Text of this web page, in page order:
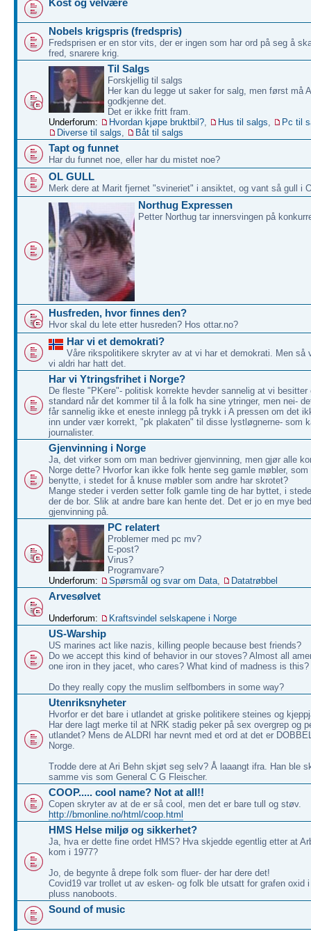
Kost og velvære
Nobels krigspris (fredspris)
Fredsprisen er en stor vits, der er ingen som har ord på seg å
fred, snarere krig.
Til Salgs
Forskjellig til salgs
Her kan du legge ut saker for salg, men først må
godkjenne det.
Det er ikke fritt fram.
Underforum:
Hvordan kjøpe bruktbil?, Hus til salgs,
Pc til
Diverse til salgs, Båt til salgs
Tapt og funnet
Har du funnet noe, eller har du mistet noe?
OL GULL
Merk dere at Marit fjernet "svineriet" i ansiktet, og vant så gull i
Northug Expressen
Petter Northug tar innersvingen på
Husfreden, hvor finnes den?
Hvor skal du lete etter husreden? Hos ottar.no?
Har vi et demokrati?
Våre rikspolitikere skryter av at vi har et demokrati. Men så
vi aldri har hatt det.
Har vi Ytringsfrihet i Norge?
De fleste "PKere"- politisk korrekte hevder sannelig at vi besitter
standard når det kommer til å la folk ha sine ytringer, men nei-
får sannelig ikke et eneste innlegg på trykk i A pressen om det
inn under vær korrekt, "pk plakaten" til disse lystløgnerne- som
journalister.
Gjenvinning i Norge
Ja, det virker som om man bedriver gjenvinning, men gjør alle
Norge dette? Hvorfor kan ikke folk hente seg gamle møbler, som
benytte, i stedet for å knuse møbler som andre har skrotet?
Mange steder i verden setter folk gamle ting de har byttet, i
der de bor. Slik at andre bare kan hente det. Det er jo en mye
gjenvinning på.
PC relatert
Problemer med pc mv?
E-post?
Virus?
Programvare?
Underforum:
Spørsmål og svar om Data, Datatrøbbel
Arvesølvet
Underforum: Kraftsvindel selskapene i Norge
US-Warship
US marines act like nazis, killing people because best friends?
Do we accept this kind of behavior in our stoves? Almost all
one iron in they jacet, who cares? What kind of madness is this?
Do they really copy the muslim selfbombers in some way?
Utenriksnyheter
Hvorfor er det bare i utlandet at griske politikere steines og
Har dere lagt merke til at NRK stadig peker på sex overgrep og
utlandet? Mens de ALDRI har nevnt med et ord at det er
Norge.
Trodde dere at Ari Behn skjøt seg selv? Å laaangt ifra. Han ble
samme vis som General C G Fleischer.
COOP..... cool name? Not at all!!
Copen skryter av at de er så cool, men det er bare tull og støv.
http://bmonline.no/html/coop.html
HMS Helse miljø og sikkerhet?
Ja, hva er dette fine ordet HMS? Hva skjedde egentlig etter at
kom i 1977?
Jo, de begynte å drepe folk som fluer- der har dere det!
Covid19 var trollet ut av esken- og folk ble utsatt for grafen oxid
pluss nanoboots.
Sound of music